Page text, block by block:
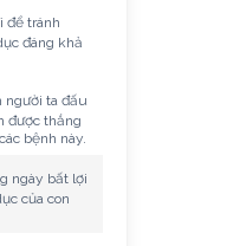
để tránh
đáng khả
người ta đấu
được thắng
bệnh này.
ngày bất lợi
của con